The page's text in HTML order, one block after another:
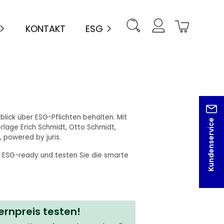
KONTAKT ESG
Kundenservice
über ESG-Pflichten behalten. Mit
Erich Schmidt, Otto Schmidt,
powered by juris.
ready und testen Sie die smarte
testen!